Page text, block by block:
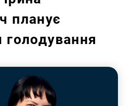
планує
голодування